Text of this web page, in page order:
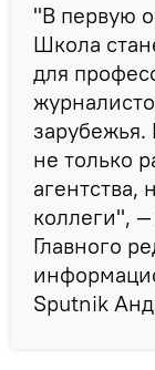
"В первую
Школа
для
зарубежья.
не только
агентства,
коллеги",
Главного
Sputnik